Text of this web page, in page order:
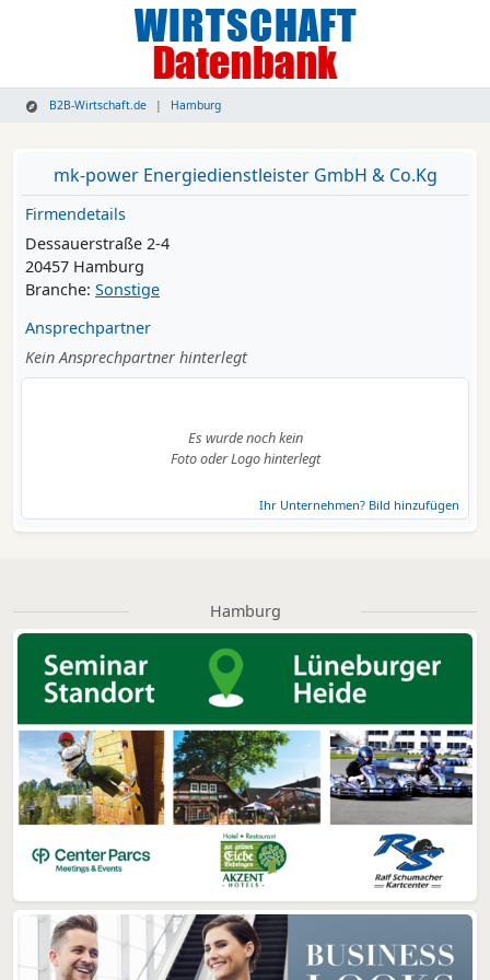
B2B-Wirtschaft.de Hamburg
mk-power Energiedienstleister GmbH & Co.Kg
Firmendetails
Dessauerstraße 2-4
20457 Hamburg
Branche: Sonstige
Ansprechpartner
Kein Ansprechpartner hinterlegt
Es wurde noch kein
Foto oder Logo hinterlegt
Ihr Unternehmen? Bild hinzufügen
Hamburg